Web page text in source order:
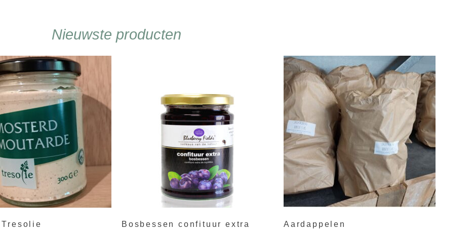
Nieuwste producten
Tresolie Bosbessen confituur extra Aardappelen